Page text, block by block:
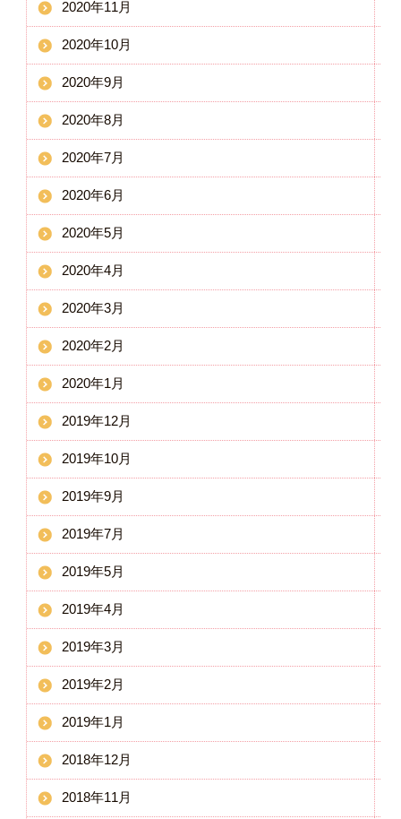
2020年11月
2020年10月
2020年9月
2020年8月
2020年7月
2020年6月
2020年5月
2020年4月
2020年3月
2020年2月
2020年1月
2019年12月
2019年10月
2019年9月
2019年7月
2019年5月
2019年4月
2019年3月
2019年2月
2019年1月
2018年12月
2018年11月